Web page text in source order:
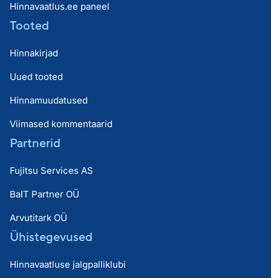
Hinnavaatlus.ee paneel
Tooted
Hinnakirjad
Uued tooted
Hinnamuudatused
Viimased kommentaarid
Partnerid
Fujitsu Services AS
BaIT Partner OÜ
Arvutitark OÜ
Ühistegevused
Hinnavaatluse jalgpalliklubi